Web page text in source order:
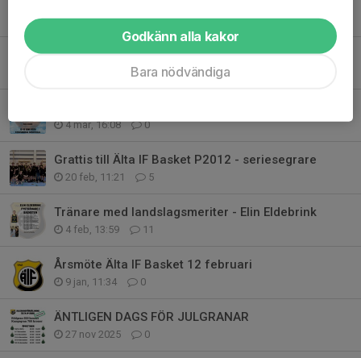
12 maj, 15:04 0
Ändrade parkeringsregler vid Ishallen/Stavan
0
4 mar, 16:08 0
Grattis till Älta IF Basket P2012 - seriesegrare
20 feb, 11:21 5
Tränare med landslagsmeriter - Elin Eldebrink
4 feb, 13:59 11
Årsmöte Älta IF Basket 12 februari
9 jan, 11:34 0
ÄNTLIGEN DAGS FÖR JULGRANAR
27 nov 2025 0
Godkänn alla kakor
Bara nödvändiga